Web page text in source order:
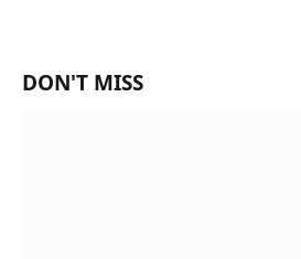
DON'T MISS